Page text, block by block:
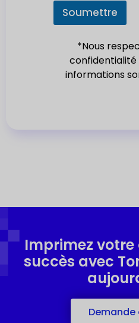
e
s
Soumettre
*Nous
informations
Imprimez votre
succès avec
Demande